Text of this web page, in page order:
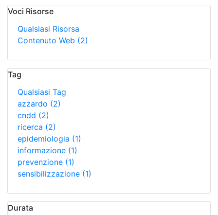
Voci Risorse
Qualsiasi Risorsa
Contenuto Web (2)
Tag
Qualsiasi Tag
azzardo (2)
cndd (2)
ricerca (2)
epidemiologia (1)
informazione (1)
prevenzione (1)
sensibilizzazione (1)
Durata